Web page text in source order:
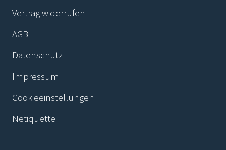
Vertrag widerrufen
AGB
Datenschutz
Impressum
Cookieeinstellungen
Netiquette